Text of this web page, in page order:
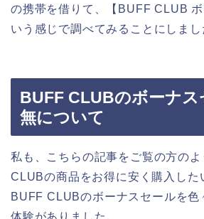
の携帯を借りて、【BUFF CLUB
いう感じで調べてみることにしまし
BUFF CLUBのボーナス
無について
私も、こちらの記事をご覧の方の
CLUBの商品をお得に安く購入した
BUFF CLUBのボーナスセールを色
体験がありました。